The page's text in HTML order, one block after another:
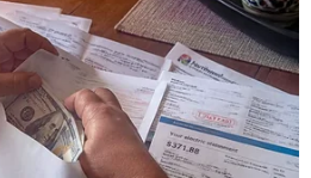
bị kết tội ngộ sát khi bắn
Liang, 28 tuổi, có thể đối mặt